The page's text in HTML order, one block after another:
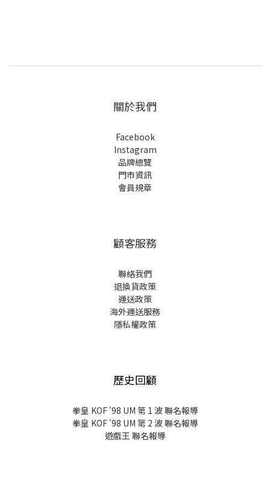
關於我們
Facebook
Instagram
品牌總覽
門市資訊
會員規章
顧客服務
聯絡我們
退換貨政策
運送政策
海外運送服務
隱私權政策
歷史回顧
拳皇 KOF '98 UM 第 1 波 聯名報導
拳皇 KOF '98 UM 第 2 波 聯名報導
遊戲王 聯名報導